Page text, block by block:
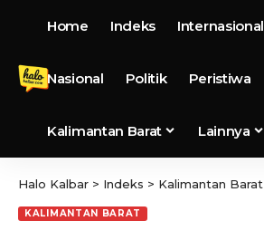
Home Indeks Internasional
Nasional Politik Peristiwa
Kalimantan Barat Lainnya
Halo Kalbar > Indeks > Kalimantan Barat
KALIMANTAN BARAT